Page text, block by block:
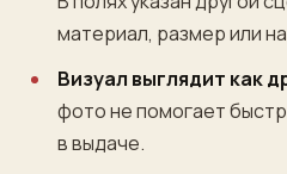
материал, размер или
Визуал выглядит как
фото не помогает
в выдаче.